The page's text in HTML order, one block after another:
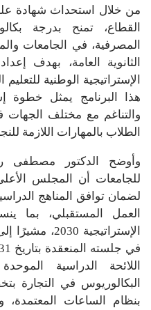
من خلال استحداث شهادة
القطاع، تمنح بدرجة
المصرفية، في الجامعات
الثانوية العامة، بهدف
الإستراتيجية الوطنية
هذا البرنامج يمثل خطوة
والتناغم مع مختلف الجهات
الطلاب بالمهارات اللازمة
وأوضح الدكتور مصطفى
للجامعات أن المجلس
لضمان توافق المناهج
العمل المستقبلي، بما
الإستراتيجية
اللائحة الدراسية
البكالوريوس في التجارة
بنظام الساعات المعتمدة،